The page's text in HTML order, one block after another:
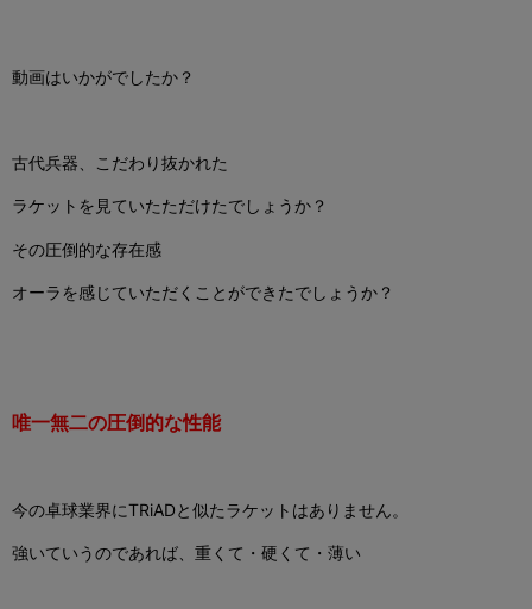
動画はいかがでしたか？
古代兵器、こだわり抜かれた
ラケットを見ていたただけたでしょうか？
その圧倒的な存在感
オーラを感じていただくことができたでしょうか？
唯一無二の圧倒的な性能
今の卓球業界にTRiADと似たラケットはありません。
強いていうのであれば、重くて・ 硬くて・薄い